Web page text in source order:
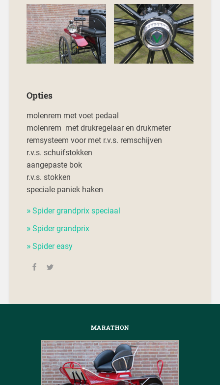
Opties
molenrem met voet pedaal
molenrem met drukregelaar en drukmeter
remsysteem voor met r.v.s. remschijven
r.v.s. schuifstokken
aangepaste bok
r.v.s. stokken
speciale paniek haken
Spider grandprix speciaal
Spider grandprix
Spider easy
MARATHON